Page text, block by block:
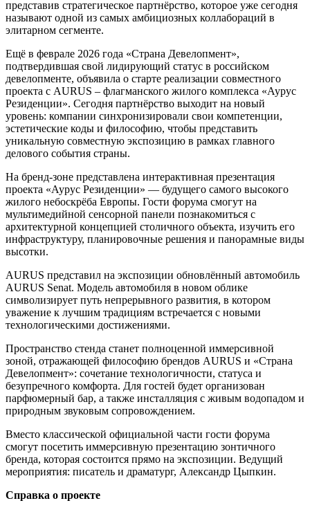
представив стратегическое партнёрство, которое уже сегодня
называют одной из самых амбициозных коллабораций в
элитарном сегменте.
Ещё в феврале 2026 года «Страна Девелопмент»,
подтвердившая свой лидирующий статус в российском
девелопменте, объявила о старте реализации совместного
проекта с AURUS – флагманского жилого комплекса «Аурус
Резиденции». Сегодня партнёрство выходит на новый
уровень: компании синхронизировали свои компетенции,
эстетические коды и философию, чтобы представить
уникальную совместную экспозицию в рамках главного
делового события страны.
На бренд-зоне представлена интерактивная презентация
проекта «Аурус Резиденции» — будущего самого высокого
жилого небоскрёба Европы. Гости форума смогут на
мультимедийной сенсорной панели познакомиться с
архитектурной концепцией столичного объекта, изучить его
инфраструктуру, планировочные решения и панорамные виды
высотки.
AURUS представил на экспозиции обновлённый автомобиль
AURUS Senat. Модель автомобиля в новом облике
символизирует путь непрерывного развития, в котором
уважение к лучшим традициям встречается с новыми
технологическими достижениями.
Пространство стенда станет полноценной иммерсивной
зоной, отражающей философию брендов AURUS и «Страна
Девелопмент»: сочетание технологичности, статуса и
безупречного комфорта. Для гостей будет организован
парфюмерный бар, а также инсталляция с живым водопадом и
природным звуковым сопровождением.
Вместо классической официальной части гости форума
смогут посетить иммерсивную презентацию зонтичного
бренда, которая состоится прямо на экспозиции. Ведущий
мероприятия: писатель и драматург, Александр Цыпкин.
Справка о проекте